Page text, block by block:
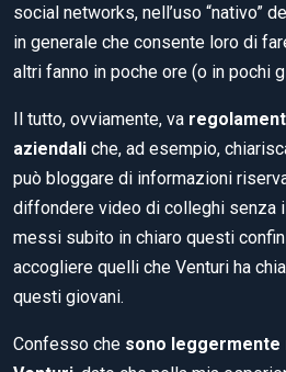
social networks, nell’uso “nativo”
in generale che consente loro di
altri fanno in poche ore (o in pochi
Il tutto, ovviamente, va
aziendali che, ad esempio,
può bloggare di informazioni
diffondere video di colleghi senza
messi subito in chiaro questi
accogliere quelli che Venturi ha
questi giovani.
Confesso che sono